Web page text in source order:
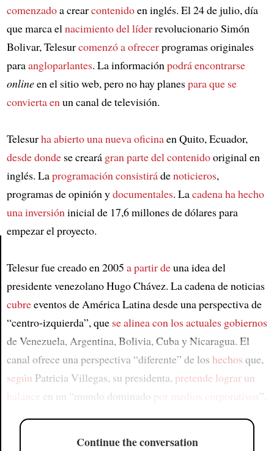
Article
comenzadoa crearcontenidoen inglés. El 24 de julio, día
que marca elnacimiento del líderrevolucionario Simón
Bolivar, Telesurcomenzó a ofrecerprogramas originales
paraangloparlantes. La informaciónpodrá encontrarse
onlineen el sitio web, pero no hay planespara que se
convierta enun canal de televisión.
Telesurha abierto una nueva oficinaen Quito, Ecuador,
desde dondese creará gran parte del contenidooriginal en
inglés. Laprogramación consistirádenoticieros,
programas de opinión ydocumentales. Lacadenaha hecho
una inversióninicial de 17,6 millones de dólares para
empezar el proyecto.
Telesur fue creado en 2005 a partir deuna idea del
presidente venezolano Hugo Chávez. La cadena de noticias
cubreeventos de América Latina desde una perspectiva de
“centro-izquierda”, que se alinea con los actuales gobiernos
de Venezuela, Argentina, Bolivia, Cuba y Nicaragua. El
canal ofrece una perspectiva “diferente” de los hechos que,
según Patricia Villegas, su presidenta, pretende lograr un
balance en un “mundo dominado por medios corporativos ”.
Continue the conversation